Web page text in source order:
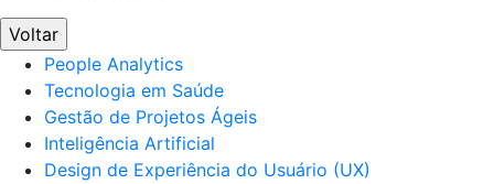
Voltar
People Analytics
Tecnologia em Saúde
Gestão de Projetos Ágeis
Inteligência Artificial
Design de Experiência do Usuário (UX)